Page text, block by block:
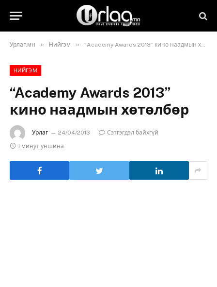
Урлаг.мн » Нийгэм » “Academy Awards 2013” кино наадмын хөтөлбөр
НИЙГЭМ
“Academy Awards 2013”
кино наадмын хөтөлбөр
Урлаг 24/04/2013
Сэтгэгдэл байхгүй
1 минут уншина